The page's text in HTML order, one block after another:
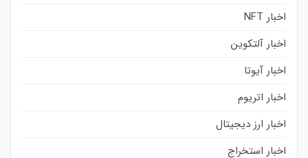
اخبار NFT
اخبار آلتکوین
اخبار آیوتا
اخبار اتریوم
اخبار ارز دیجیتال
اخبار استخراج